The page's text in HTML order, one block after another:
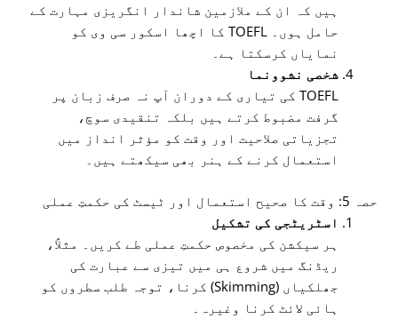
ہیں کہ ان کے ملازمین شاندار انگریزی مہارت کے
حامل ہوں۔ TOEFL کا اچھا اسکور سی وی کو
نمایاں کرسکتا ہے۔
شخصی نشوونما
TOEFL کی تیاری کے دوران آپ نہ صرف زبان پر
گرفت مضبوط کرتے ہیں بلکہ تنقیدی سوچ،
تجزیاتی صلاحیت اور وقت کو مؤثر انداز میں
استعمال کرنے کے ہنر بھی سیکھتے ہیں۔
حصہ 5: وقت کا صحیح استعمال اور ٹیسٹ کی حکمتِ عملی
اسٹریٹجی کی تشکیل
ہر سیکشن کی مخصوص حکمتِ عملی طے کریں۔ مثلاً،
ریڈنگ میں شروع ہی میں تیزی سے عبارت کی
جھلکیاں (Skimming) کرنا، توجہ طلب سطروں کو
ہائی لائٹ کرنا وغیرہ۔